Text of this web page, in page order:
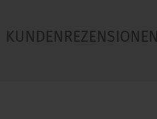
KUNDENREZENSIONEN